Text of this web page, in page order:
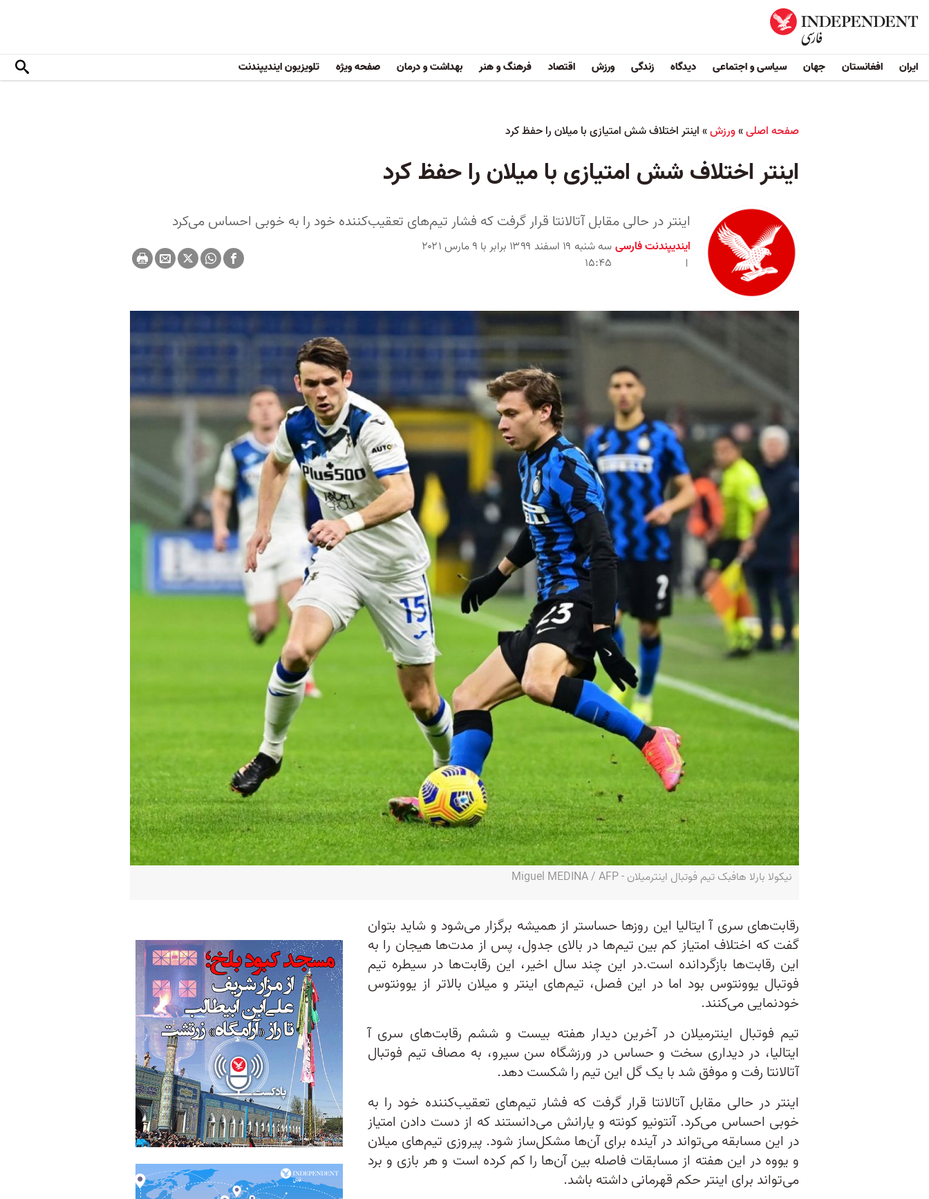
ایران افغانستان جهان سیاسی و اجتماعی دیدگاه زندگی ورزش اقتصاد فرهنگ و هنر بهداشت و درمان صفحه ویژه تلویزیون ایندیپندنت
صفحه اصلی»ورزش»اینتر اختلاف شش امتیازی با میلان را حفظ کرد
اینتر اختلاف شش امتیازی با میلان را حفظ کرد
اینتر در حالی مقابل آتالانتا قرار گرفت که فشار تیم‌های تعقیب‌کننده خود را به خوبی احساس می‌کرد
ایندیپندنت فارسی
سه شنبه ۱۹ اسفند ۱۳۹۹ برابر با ۹ مارس ۲۰۲۱
۱۵:۴۵
نیکولا بارلا هافبک تیم فوتبال اینترمیلان - Miguel MEDINA / AFP
رقابت‌های سری آ ایتالیا این روزها حساستر از همیشه برگزار می‌شود و شاید بتوان
گفت که اختلاف امتیاز کم بین تیم‌ها در بالای جدول، پس از مدت‌ها هیجان را به
این رقابت‌ها بازگردانده است.در این چند سال اخیر، این رقابت‌ها در سیطره تیم
فوتبال یوونتوس بود اما در این فصل، تیم‌های اینتر و میلان بالاتر از یوونتوس
خودنمایی می‌کنند.
تیم فوتبال اینترمیلان در آخرین دیدار هفته بیست و ششم رقابت‌های سری آ
ایتالیا، در دیداری سخت و حساس در ورزشگاه سن سیرو، به مصاف تیم فوتبال
آتالانتا رفت و موفق شد با یک گل این تیم را شکست دهد.
اینتر در حالی مقابل آتالانتا قرار گرفت که فشار تیم‌های تعقیب‌کننده خود را به
خوبی احساس می‌کرد. آنتونیو کونته و یارانش می‌دانستند که از دست دادن امتیاز
در این مسابقه می‌تواند در آینده برای آن‌ها مشکل‌ساز شود. پیروزی تیم‌های میلان
و یووه در این هفته از مسابقات فاصله بین آن‌ها را کم کرده است و هر بازی و برد
می‌تواند برای اینتر حکم قهرمانی داشته باشد.